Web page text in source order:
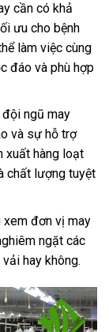
cần có khả
ưu cho bệnh
làm việc cùng
đáo và phù hợp
ngũ may
và sự hỗ trợ
xuất hàng loạt
chất lượng tuyệt
xem đơn vị may
ngặt các
hay không.